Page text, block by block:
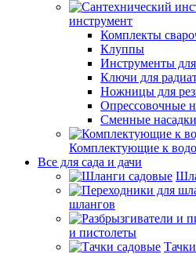
инструмент
Комплекты
Клуппы
Инструменты
Ключи для
Ножницы для
Опрессовочные
Сменные
Комплектующие к
Все для сада и дачи
шлангов
и пистолеты